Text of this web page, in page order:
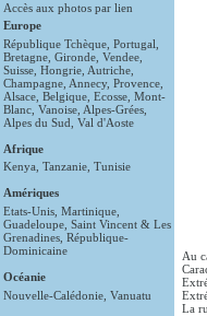
Accès aux photos par lien
Europe
République Tchèque Portugal
Bretagne Gironde Vendee
Suisse Hongrie Autriche
Champagne Annecy, Provence
Alsace Belgique Ecosse Mont-
Blanc Vanoise Alpes-Grées
Alpes du Sud Val d'Aoste
Afrique
Kenya Tanzanie Tunisie
Amériques
Etats-Unis Martinique
Guadeloupe Saint Vincent & Les
Grenadines République-
Dominicaine
Océanie
Nouvelle-Calédonie Vanuatu
Au
La